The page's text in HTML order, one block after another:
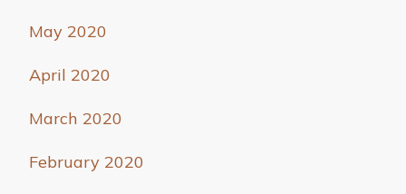
May 2020
April 2020
March 2020
February 2020